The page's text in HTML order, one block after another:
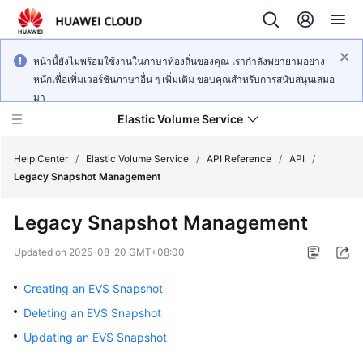
หน้านี้ยังไม่พร้อมใช้งานในภาษาท้องถิ่นของคุณ เรากำลังพยายามอย่าง
หนักเพื่อเพิ่มเวอร์ชันภาษาอื่น ๆ เพิ่มเติม ขอบคุณสำหรับการสนับสนุนเสมอ
มา
Elastic Volume Service
New
Overview
Getting
Started
Help Center / Elastic Volume Service / API Reference / API /
Legacy Snapshot Management
Legacy Snapshot Management
Updated on 2025-08-20 GMT+08:00
Creating an EVS Snapshot
Deleting an EVS Snapshot
Updating an EVS Snapshot